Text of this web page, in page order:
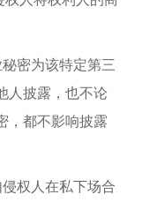
密为该特定第三
人披露，也不论
，都不影响披露
权人在私下场合